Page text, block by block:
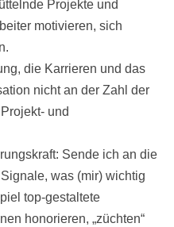
Projekte und
motivieren, sich
die Karrieren und das
nicht an der Zahl der
und
Sende ich an die
was (mir) wichtig
top-gestaltete
honorieren, „züchten“